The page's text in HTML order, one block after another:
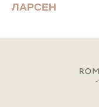
ЛАРСЕН